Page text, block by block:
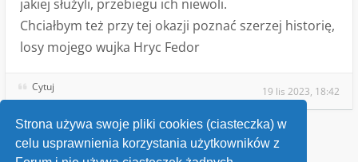
Strona używa swoje pliki cookies (ciasteczka) w
celu usprawnienia korzystania użytkowników z
jakiej służyli, przebiegu ich niewoli.
Chciałbym też przy tej okazji poznać szerzej historię,
losy mojego wujka Hryc Fedor
Cytuj 19 lis 2023, 18:42
Wróć do „Losy przodków”